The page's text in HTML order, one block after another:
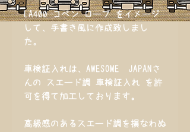
LA400 コペン ローブ をイメージ
して、手書き風に作成致しまし
た。
車検証入れは、AWESOME JAPANさ
んの スエード調 車検証入れ を許
可を得て加工しております。
高級感のあるスエード調を損なわぬ